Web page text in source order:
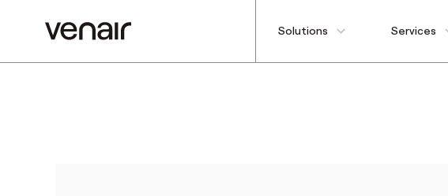
Solutions Services